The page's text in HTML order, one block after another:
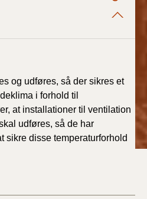
og udføres, så der sikres et
i forhold til
at installationer til ventilation
udføres, så de har
sikre disse temperaturforhold